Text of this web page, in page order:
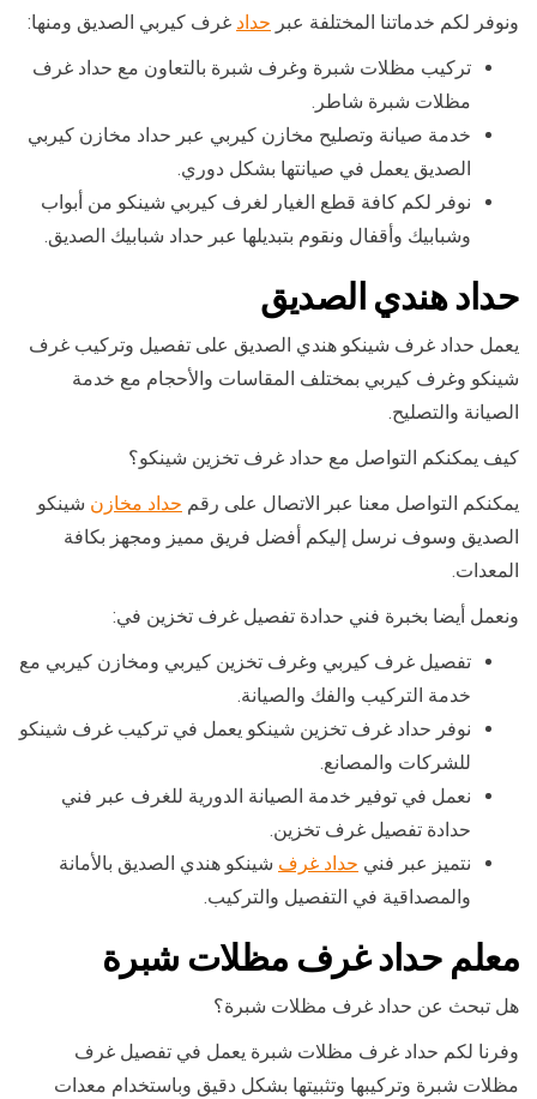
ونوفر لكم خدماتنا المختلفة عبر حداد غرف كيربي الصديق ومنها:
تركيب مظلات شبرة وغرف شبرة بالتعاون مع حداد غرف
مظلات شبرة شاطر.
خدمة صيانة وتصليح مخازن كيربي عبر حداد مخازن كيربي
الصديق يعمل في صيانتها بشكل دوري.
نوفر لكم كافة قطع الغيار لغرف كيربي شينكو من أبواب
وشبابيك وأقفال ونقوم بتبديلها عبر حداد شبابيك الصديق.
حداد هندي الصديق
يعمل حداد غرف شينكو هندي الصديق على تفصيل وتركيب غرف
شينكو وغرف كيربي بمختلف المقاسات والأحجام مع خدمة
الصيانة والتصليح.
كيف يمكنكم التواصل مع حداد غرف تخزين شينكو؟
يمكنكم التواصل معنا عبر الاتصال على رقم حداد مخازن شينكو
الصديق وسوف نرسل إليكم أفضل فريق مميز ومجهز بكافة
المعدات.
ونعمل أيضا بخبرة فني حدادة تفصيل غرف تخزين في:
تفصيل غرف كيربي وغرف تخزين كيربي ومخازن كيربي مع
خدمة التركيب والفك والصيانة.
نوفر حداد غرف تخزين شينكو يعمل في تركيب غرف شينكو
للشركات والمصانع.
نعمل في توفير خدمة الصيانة الدورية للغرف عبر فني
حدادة تفصيل غرف تخزين.
نتميز عبر فني حداد غرف شينكو هندي الصديق بالأمانة
والمصداقية في التفصيل والتركيب.
معلم حداد غرف مظلات شبرة
هل تبحث عن حداد غرف مظلات شبرة؟
وفرنا لكم حداد غرف مظلات شبرة يعمل في تفصيل غرف
مظلات شبرة وتركيبها وتثبيتها بشكل دقيق وباستخدام معدات